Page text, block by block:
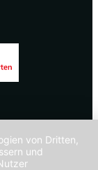
von Dritten,
und